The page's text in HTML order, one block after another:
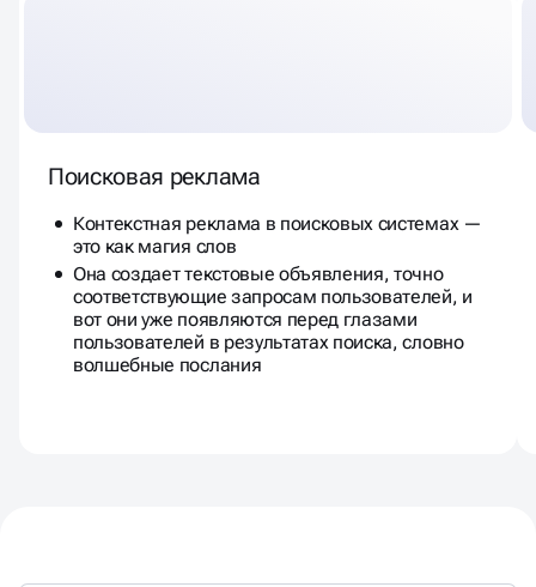
Поисковая реклама
Контекстная реклама в поисковых системах —
это как магия слов
Она создает текстовые объявления, точно
соответствующие запросам пользователей, и
вот они уже появляются перед глазами
пользователей в результатах поиска, словно
волшебные послания